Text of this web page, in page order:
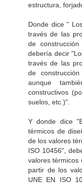
estructura,
Donde dice "
través de las
de
debería decir
través de las
de
aunque
constructivos
suelos, etc.)".
Y donde dice
térmicos de
de los valores
ISO 10456",
valores térmicos
partir de los
UNE EN ISO